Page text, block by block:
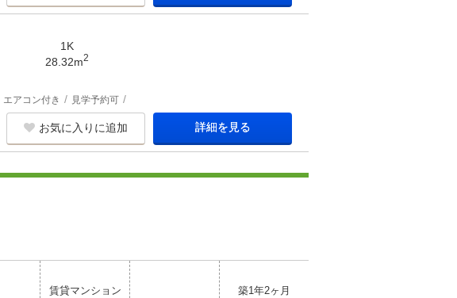
1K
28.32m2
エアコン付き 見学予約可
お気に入りに追加 詳細を見る
賃貸マンション 築1年2ヶ月